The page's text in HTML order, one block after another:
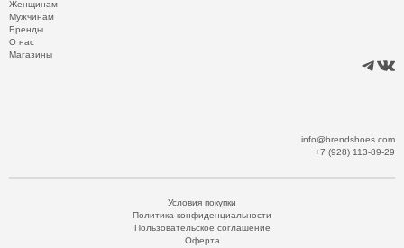
Женщинам
Мужчинам
Бренды
О нас
Магазины
info@brendshoes.com
+7 (928) 113-89-29
Условия покупки
Политика конфиденциальности
Пользовательское соглашение
Оферта